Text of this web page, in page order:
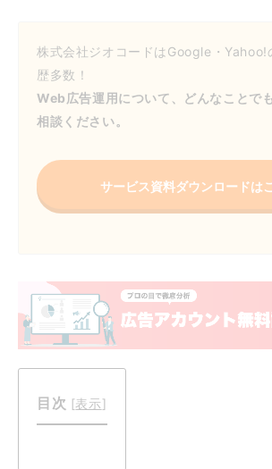
株式会社ジオコードはGoogle・Yahoo!
歴多数！
Web広告運用について、どんなことで
相談ください。
サービス資料ダウンロードは
目次 [表示]